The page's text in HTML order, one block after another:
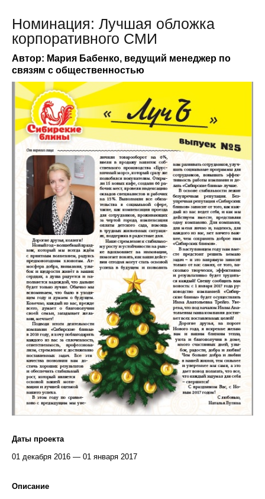
Номинация: Лучшая обложка
корпоративного СМИ
Автор: Мария Бабенко, ведущий менеджер по
связям с общественностью
Даты проекта
01 декабря 2016 — 01 января 2017
Описание